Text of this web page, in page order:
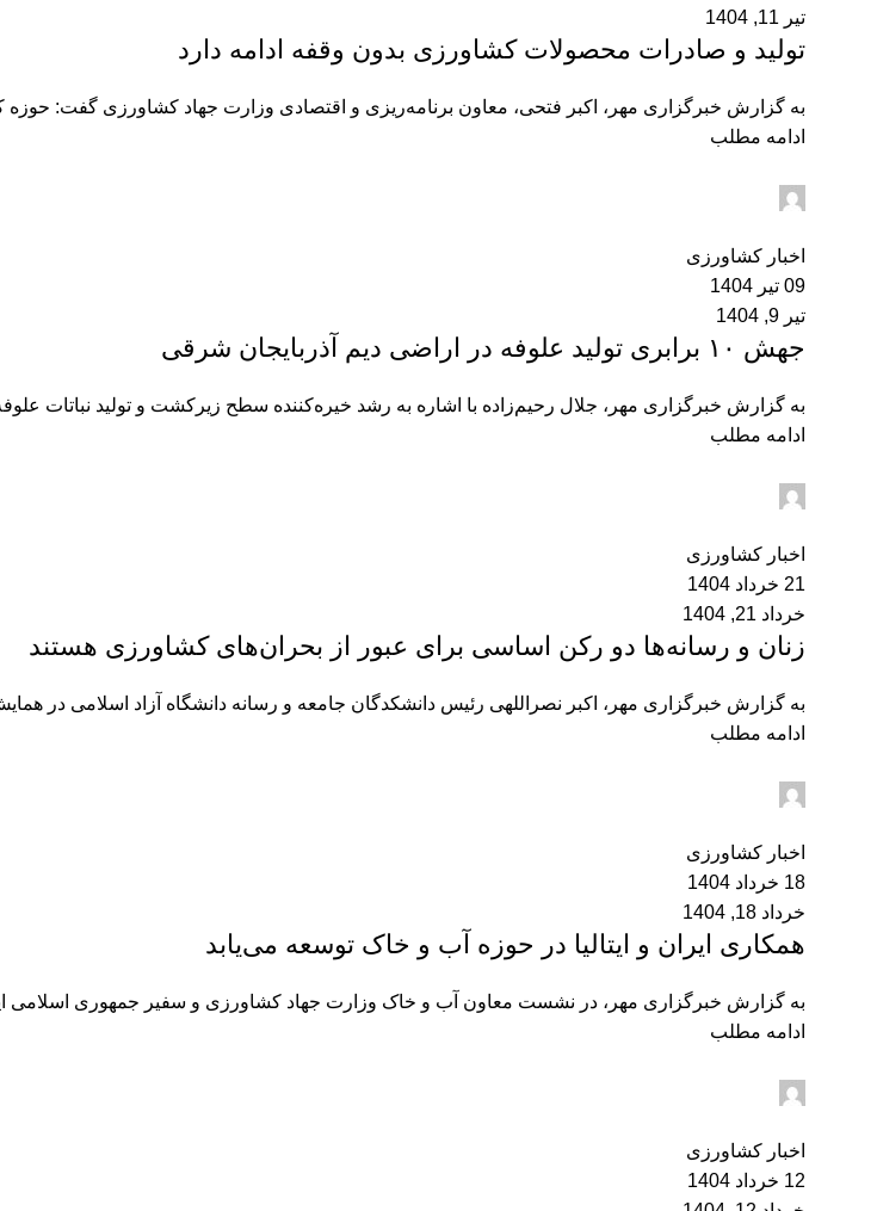
تیر 11, 1404
تولید و صادرات محصولات کشاورزی بدون وقفه ادامه دارد
به گزارش خبرگزاری مهر، اکبر فتحی، معاون برنامه‌ریزی و اقتصادی وزارت جهاد کشاورزی گفت: حوزه
ادامه مطلب
اخبار کشاورزی
09 تیر 1404
تیر 9, 1404
جهش ۱۰ برابری تولید علوفه در اراضی دیم آذربایجان شرقی
به گزارش خبرگزاری مهر، جلال رحیم‌زاده با اشاره به رشد خیره‌کننده سطح زیرکشت و تولید نباتات
ادامه مطلب
اخبار کشاورزی
21 خرداد 1404
خرداد 21, 1404
زنان و رسانه‌ها دو رکن اساسی برای عبور از بحران‌های کشاورزی هستند
به گزارش خبرگزاری مهر، اکبر نصراللهی رئیس دانشکدگان جامعه و رسانه دانشگاه آزاد اسلامی در
ادامه مطلب
اخبار کشاورزی
18 خرداد 1404
خرداد 18, 1404
همکاری ایران و ایتالیا در حوزه آب و خاک توسعه می‌یابد
به گزارش خبرگزاری مهر، در نشست معاون آب و خاک وزارت جهاد کشاورزی و سفیر جمهوری اسلامی
ادامه مطلب
اخبار کشاورزی
12 خرداد 1404